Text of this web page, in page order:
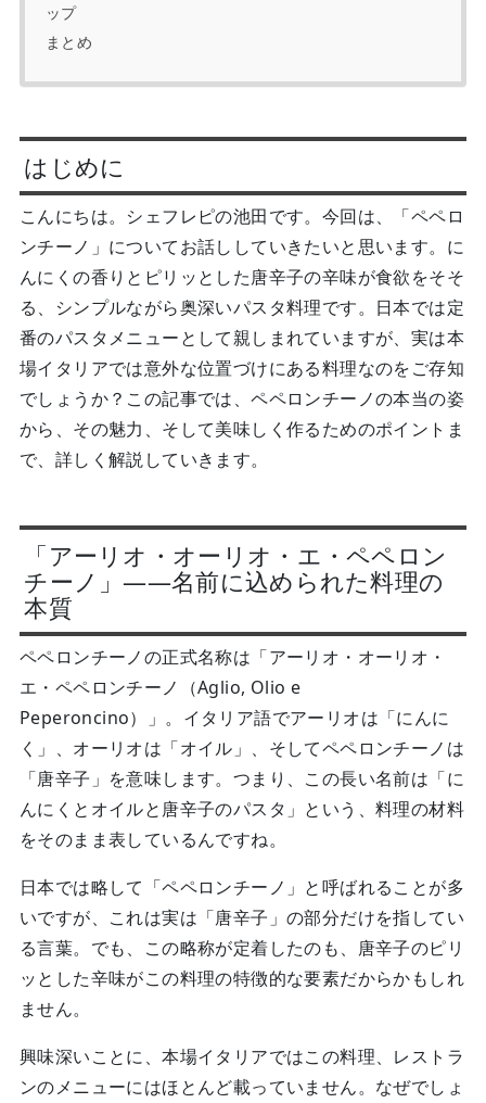
ップ
まとめ
はじめに
こんにちは。シェフレピの池田です。今回は、「ペペロ
ンチーノ」についてお話ししていきたいと思います。に
んにくの香りとピリッとした唐辛子の辛味が食欲をそそ
る、シンプルながら奥深いパスタ料理です。日本では定
番のパスタメニューとして親しまれていますが、実は本
場イタリアでは意外な位置づけにある料理なのをご存知
でしょうか？この記事では、ペペロンチーノの本当の姿
から、その魅力、そして美味しく作るためのポイントま
で、詳しく解説していきます。
「アーリオ・オーリオ・エ・ペペロン
チーノ」——名前に込められた料理の
本質
ペペロンチーノの正式名称は「アーリオ・オーリオ・
エ・ペペロンチーノ（Aglio, Olio e
Peperoncino）」。イタリア語でアーリオは「にんに
く」、オーリオは「オイル」、そしてペペロンチーノは
「唐辛子」を意味します。つまり、この長い名前は「に
んにくとオイルと唐辛子のパスタ」という、料理の材料
をそのまま表しているんですね。
日本では略して「ペペロンチーノ」と呼ばれることが多
いですが、これは実は「唐辛子」の部分だけを指してい
る言葉。でも、この略称が定着したのも、唐辛子のピリ
ッとした辛味がこの料理の特徴的な要素だからかもしれ
ません。
興味深いことに、本場イタリアではこの料理、レストラ
ンのメニューにはほとんど載っていません。なぜでしょ